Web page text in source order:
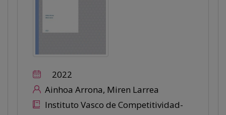
2022
Ainhoa Arrona, Miren Larrea
Instituto Vasco de Competitividad-